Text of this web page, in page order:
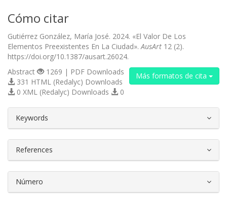
Cómo citar
Gutiérrez González, María José. 2024. «El Valor De Los
Elementos Preexistentes En La Ciudad».AusArt 12 (2).
https://doi.org/10.1387/ausart.26024.
Más formatos de cita
Abstract
1269 | PDF Downloads
331 HTML (Redalyc) Downloads
0 XML (Redalyc) Downloads
0
Keywords
References
Número